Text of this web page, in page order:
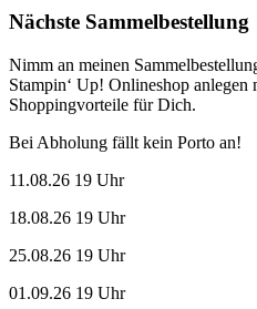
Nächste Sammelbestellung
Nimm an meinen
Stampin‘ Up! Onlineshop
Shoppingvorteile für Dich.
Bei Abholung fällt kein Porto an!
11.08.26 19 Uhr
18.08.26 19 Uhr
25.08.26 19 Uhr
01.09.26 19 Uhr